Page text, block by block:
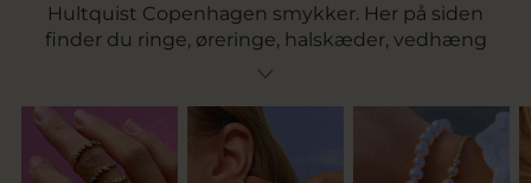
Hultquist Copenhagen smykker. Her på siden
finder du ringe, øreringe, halskæder, vedhæng
og armbånd fra det populære smykkebrand
år siden af Anne & Oluf Hultquist, men er
overtaget af Martin Hultquist og hans kone Ida
Sofie Thorlaksen. Brandet er bygget på